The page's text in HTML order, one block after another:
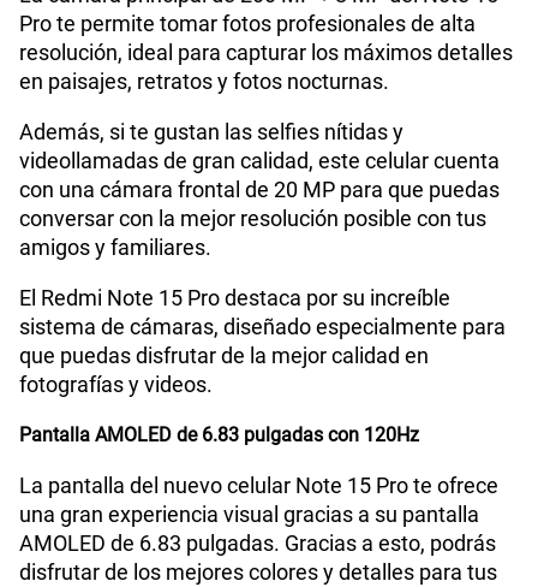
Radio FM No
Capacidad Memoria Externa
Capacidad Memoria Interna 512 GB
Capacidad Memoria RAM 8+8
Reconocimiento Facial
Pro te permite tomar fotos profesionales de alta
resolución, ideal para capturar los máximos detalles
en paisajes, retratos y fotos nocturnas.
Además, si te gustan las selfies nítidas y
videollamadas de gran calidad, este celular cuenta
con una cámara frontal de 20 MP para que puedas
conversar con la mejor resolución posible con tus
amigos y familiares.
El Redmi Note 15 Pro destaca por su increíble
sistema de cámaras, diseñado especialmente para
que puedas disfrutar de la mejor calidad en
fotografías y videos.
Pantalla AMOLED de 6.83 pulgadas con 120Hz
La pantalla del nuevo celular Note 15 Pro te ofrece
una gran experiencia visual gracias a su pantalla
AMOLED de 6.83 pulgadas. Gracias a esto, podrás
disfrutar de los mejores colores y detalles para tus